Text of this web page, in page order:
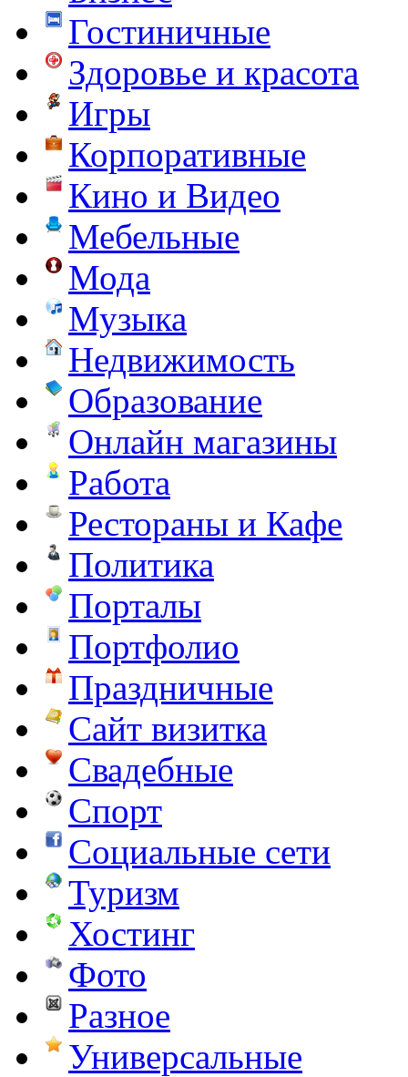
Гостиничные
Здоровье и красота
Игры
Корпоративные
Кино и Видео
Мебельные
Мода
Музыка
Недвижимость
Образование
Онлайн магазины
Работа
Рестораны и Кафе
Политика
Порталы
Портфолио
Праздничные
Сайт визитка
Свадебные
Спорт
Социальные сети
Туризм
Хостинг
Фото
Разное
Универсальные